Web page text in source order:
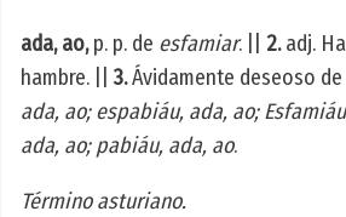
ada, ao,p. p. de esfamiar. || 2.adj.
hambre. || 3.Ávidamente deseoso
ada, ao; espabiáu, ada, ao;
ada, ao; pabiáu, ada, ao.
Término asturiano.